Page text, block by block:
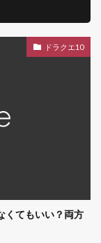
ドラクエ10
くてもいい？両方